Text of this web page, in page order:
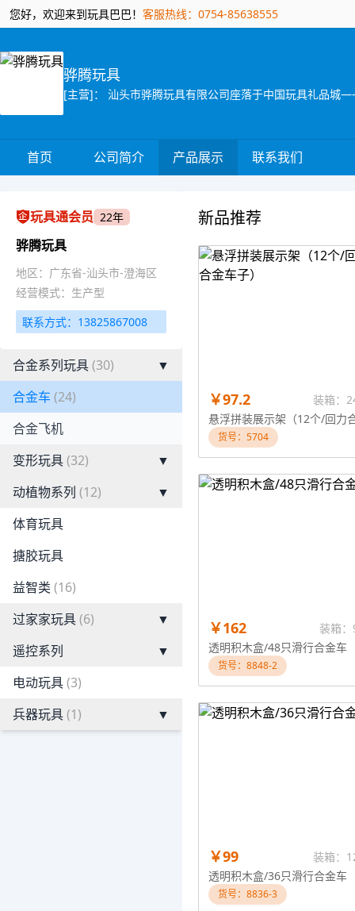
您好，欢迎来到玩具巴巴！ 客服热线：0754-85638555
骅腾玩具
首页 公司简介 产品展示 联系我们
玩具通会员 22年
骅腾玩具
地区：广东省-汕头市-澄海区
经营模式：生产型
联系方式：13825867008
合金系列玩具(30)
▼
合金车 (24)
合金飞机
变形玩具(32)
▼
动植物系列 (12)
▼
体育玩具
搪胶玩具
益智类 (16)
过家家玩具(6)
▼
遥控系列
▼
电动玩具(3)
兵器玩具(1) ▼
新品推荐
￥97.2 装箱：
货号：5704
￥162
装箱
透明积木盒/48只滑行合金车
货号：8848-2
￥99
装箱：
透明积木盒/36只滑行合金车
货号：8836-3